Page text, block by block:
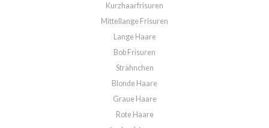
Kurzhaarfrisuren
Mittellange Frisuren
Lange Haare
Bob Frisuren
Strähnchen
Blonde Haare
Graue Haare
Rote Haare